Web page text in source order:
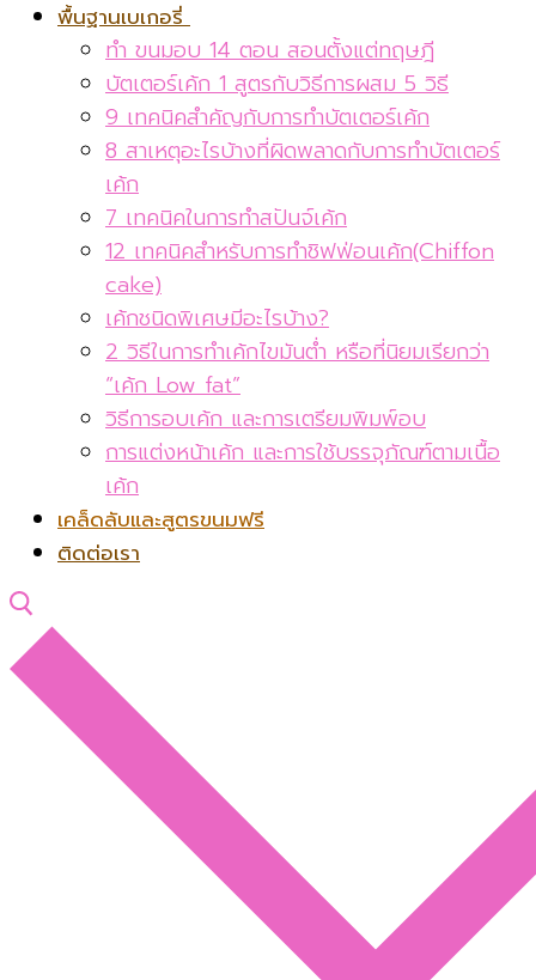
พื้นฐานเบเกอรี่
ทำ ขนมอบ 14 ตอน สอนตั้งแต่ทฤษฎี
บัตเตอร์เค้ก 1 สูตรกับวิธีการผสม 5 วิธี
9 เทคนิคสำคัญกับการทำบัตเตอร์เค้ก
8 สาเหตุอะไรบ้างที่ผิดพลาดกับการทำบัตเตอร์
เค้ก
7 เทคนิคในการทำสปันจ์เค้ก
12 เทคนิคสำหรับการทำชิฟฟ่อนเค้ก(Chiffon
cake)
เค้กชนิดพิเศษมีอะไรบ้าง?
2 วิธีในการทำเค้กไขมันต่ำ หรือที่นิยมเรียกว่า
“เค้ก Low fat”
วิธีการอบเค้ก และการเตรียมพิมพ์อบ
การแต่งหน้าเค้ก และการใช้บรรจุภัณฑ์ตามเนื้อ
เค้ก
เคล็ดลับและสูตรขนมฟรี
ติดต่อเรา